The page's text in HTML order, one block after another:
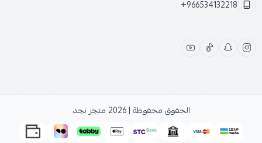
+966534132218
الحقوق محفوظة | 2026 متجر نجد